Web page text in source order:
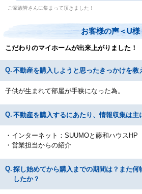
ご家族皆さんに集まって頂きました！
お客様の声＜U様
こだわりのマイホームが出来上がりました！
不動産を購入しようと思ったきっかけを教
子供が生まれて部屋が手狭になった為。
不動産を購入するにあたり、情報収集は主
・インターネット：SUUMOと藤和ハウスHP
・営業担当からの紹介
探し始めてから購入までの期間は？また何
したか？